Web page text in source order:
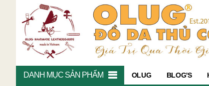
DANH MỤC SẢN PHẨM OLUG BLOG'S